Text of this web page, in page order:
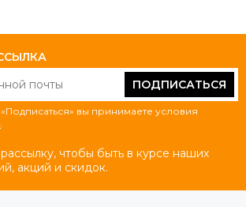
ПОДПИСАТЬСЯ
вы принимаете условия
чтобы быть в курсе наших
акций и скидок.